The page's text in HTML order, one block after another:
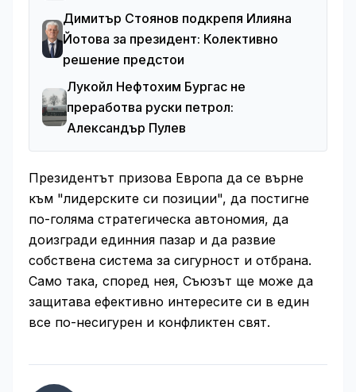
Димитър Стоянов подкрепя Илияна
Йотова за президент: Колективно
решение предстои
Лукойл Нефтохим Бургас не
преработва руски петрол:
Александър Пулев
Президентът призова Европа да се върне
към "лидерските си позиции", да постигне
по-голяма стратегическа автономия, да
доизгради единния пазар и да развие
собствена система за сигурност и отбрана.
Само така, според нея, Съюзът ще може да
защитава ефективно интересите си в един
все по-несигурен и конфликтен свят.